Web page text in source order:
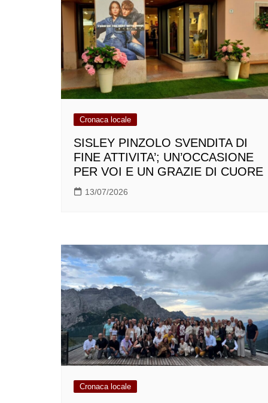
Cronaca locale
SISLEY PINZOLO SVENDITA DI
FINE ATTIVITA’; UN’OCCASIONE
PER VOI E UN GRAZIE DI CUORE
13/07/2026
Cronaca locale